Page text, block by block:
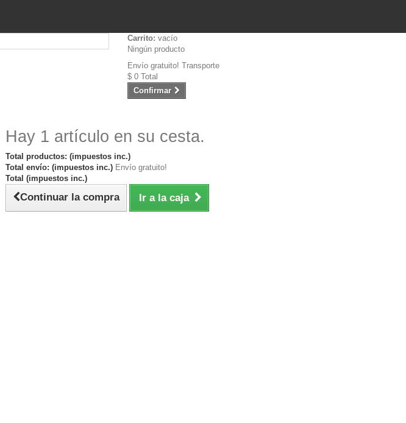
Carrito: vacío
Ningún producto
Envío gratuito!Transporte
$ 0 Total
Confirmar
Hay 1 artículo en su cesta.
Total productos: (impuestos inc.)
Total envío: (impuestos inc.) Envío gratuito!
Total (impuestos inc.)
Continuar la compra Ir a la caja